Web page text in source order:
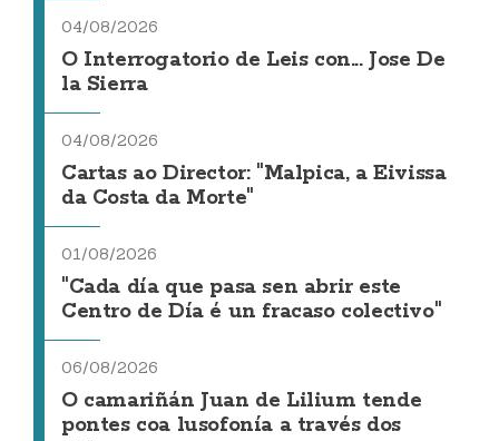
04/08/2026
O Interrogatorio de Leis con... Jose De
la Sierra
04/08/2026
Cartas ao Director: "Malpica, a Eivissa
da Costa da Morte"
01/08/2026
"Cada día que pasa sen abrir este
Centro de Día é un fracaso colectivo"
06/08/2026
O camariñán Juan de Lilium tende
pontes coa lusofonía a través dos